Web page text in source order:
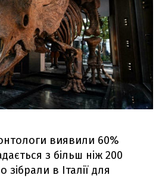
виявили 60%
з більш ніж 200
зібрали в Італії для